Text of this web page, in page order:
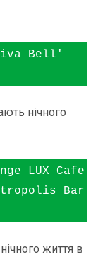
нічного
Bar
життя в